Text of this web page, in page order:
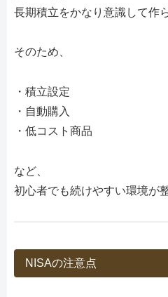
長期積立をかなり意識して作
そのため、
・積立設定
・自動購入
・低コスト商品
など、
初心者でも続けやすい環境が
NISAの注意点